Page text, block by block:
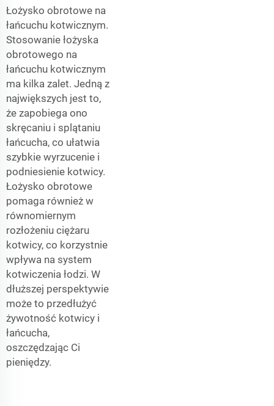
Łożysko obrotowe na
łańcuchu kotwicznym.
Stosowanie łożyska
obrotowego na
łańcuchu kotwicznym
ma kilka zalet. Jedną z
największych jest to,
że zapobiega ono
skręcaniu i splątaniu
łańcucha, co ułatwia
szybkie wyrzucenie i
podniesienie kotwicy.
Łożysko obrotowe
pomaga również w
równomiernym
rozłożeniu ciężaru
kotwicy, co korzystnie
wpływa na system
kotwiczenia łodzi. W
dłuższej perspektywie
może to przedłużyć
żywotność kotwicy i
łańcucha,
oszczędzając Ci
pieniędzy.